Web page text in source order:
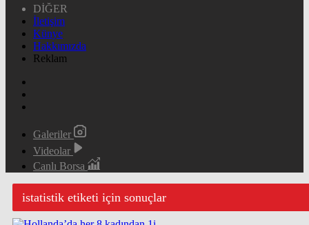
DİĞER
İletişim
Künye
Hakkımızda
Reklam
Galeriler
Videolar
Canlı Borsa
istatistik etiketi için sonuçlar